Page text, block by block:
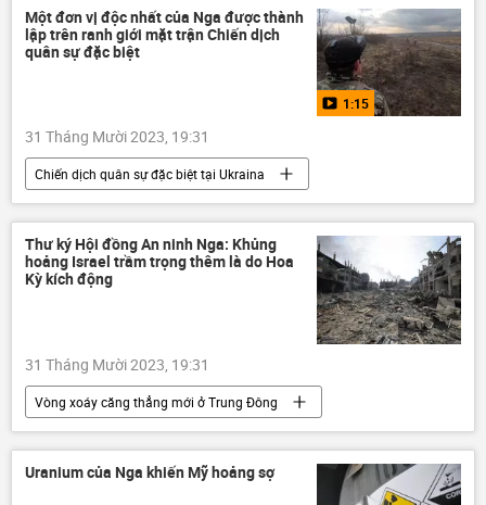
giờ làm Kinh tế Kinh doanh
Một đơn vị độc nhất của Nga được thành
lập trên ranh giới mặt trận Chiến dịch
quân sự đặc biệt
1:15
31 Tháng Mười 2023, 19:31
Chiến dịch quân sự đặc biệt tại Ukraina
Nga
Ukraina
Donbass
Lugansk
phi công
Lực lượng Công binh Nga
khu phi quân sự
Video từ Ukraina
Thư ký Hội đồng An ninh Nga: Khủng
hoảng Israel trầm trọng thêm là do Hoa
Kỳ kích động
31 Tháng Mười 2023, 19:31
Vòng xoáy căng thẳng mới ở Trung Đông
Nikolai Patrushev
Thế giới
Nga
Israel
Palestine
Chính trị
Uranium của Nga khiến Mỹ hoảng sợ